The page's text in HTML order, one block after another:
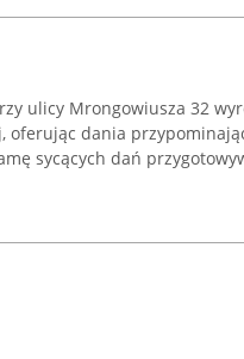
ulicy Mrongowiusza 32
oferując dania
sycących dań